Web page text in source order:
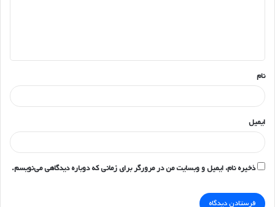
*
نام
ایمیل
ذخیره نام، ایمیل و وبسایت من در مرورگر برای زمانی که دوباره دیدگاهی می‌نویسم.